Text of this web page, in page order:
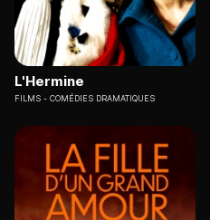
L'Hermine
FILMS COMÉDIES DRAMATIQUES